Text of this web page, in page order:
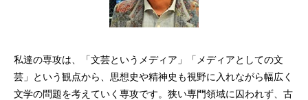
私達の専攻は、「文芸というメディア」「メディアとしての文
芸」という観点から、思想史や精神史も視野に入れながら幅広く
文学の問題を考えていく専攻です。狭い専門領域に囚われず、古